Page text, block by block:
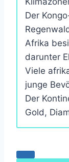
Der
Afrika
darunter
Viele
junge
Der
Gold,